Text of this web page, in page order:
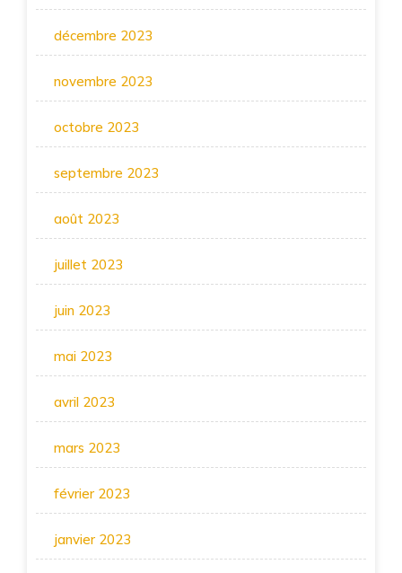
décembre 2023
novembre 2023
octobre 2023
septembre 2023
août 2023
juillet 2023
juin 2023
mai 2023
avril 2023
mars 2023
février 2023
janvier 2023